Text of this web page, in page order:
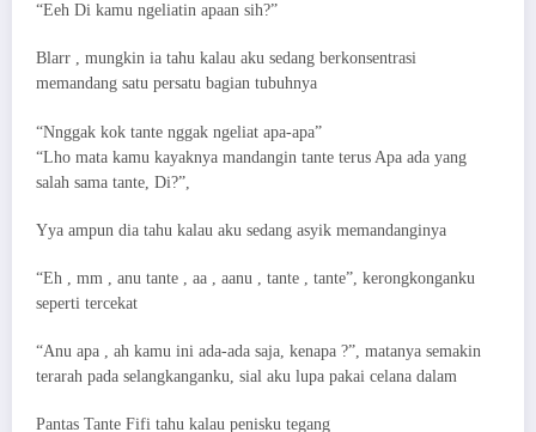
“Eeh Di kamu ngeliatin apaan sih?”
Blarr , mungkin ia tahu kalau aku sedang berkonsentrasi
memandang satu persatu bagian tubuhnya
“Nnggak kok tante nggak ngeliat apa-apa”
“Lho mata kamu kayaknya mandangin tante terus Apa ada yang
salah sama tante, Di?”,
Yya ampun dia tahu kalau aku sedang asyik memandanginya
“Eh , mm , anu tante , aa , aanu , tante , tante”, kerongkonganku
seperti tercekat
“Anu apa , ah kamu ini ada-ada saja, kenapa ?”, matanya semakin
terarah pada selangkanganku, sial aku lupa pakai celana dalam
Pantas Tante Fifi tahu kalau penisku tegang